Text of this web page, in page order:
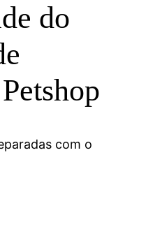
do
com o